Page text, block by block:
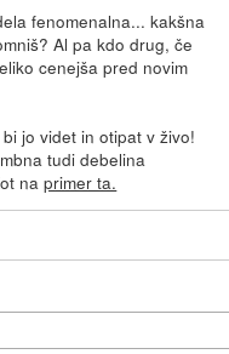
fenomenalna... kakšna
Al pa kdo drug, če
cenejša pred novim
jo videt in otipat v živo!
tudi debelina
naprimer ta.